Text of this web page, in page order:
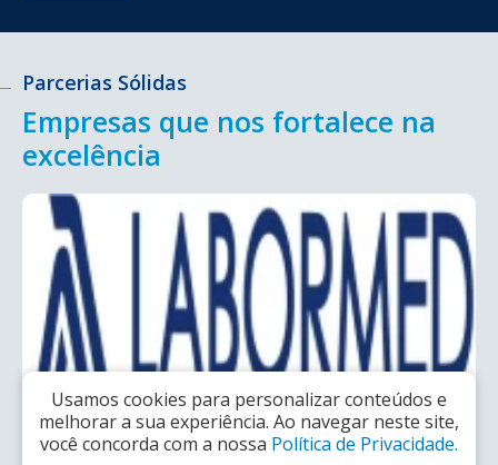
Parcerias Sólidas
Empresas que nos fortalece na
excelência
Usamos cookies para personalizar conteúdos e
melhorar a sua experiência. Ao navegar neste site,
você concorda com a nossa Política de Privacidade.